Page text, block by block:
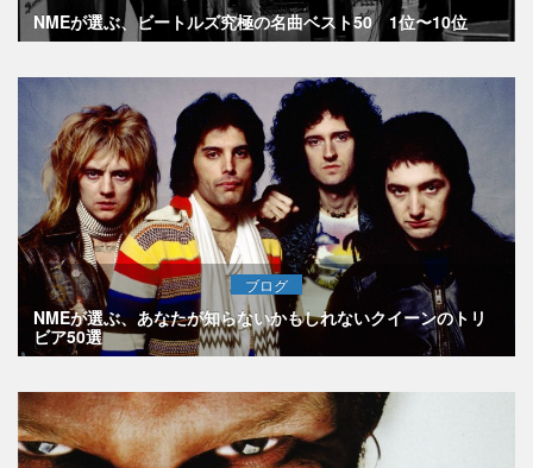
NMEが選ぶ、ビートルズ究極の名曲ベスト50 1位〜10位
ブログ
NMEが選ぶ、あなたが知らないかもしれないクイーンのトリ
ビア50選